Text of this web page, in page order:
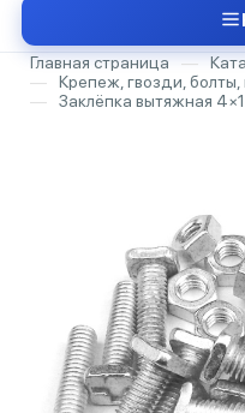
Главная страница —
—
Крепеж, гвозди, болты,
—
Заклёпка вытяжная